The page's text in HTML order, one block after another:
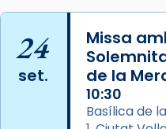
📸 Dr. G. Simón
Photo
View on Facebook · Share
Arquebisbat
2 weeks ago
24
set.
Missa
de la
10:30
Basílica de